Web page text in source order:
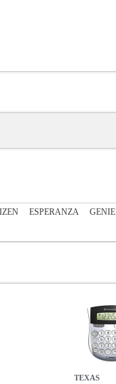
ESPERANZA GENIE
TEXAS